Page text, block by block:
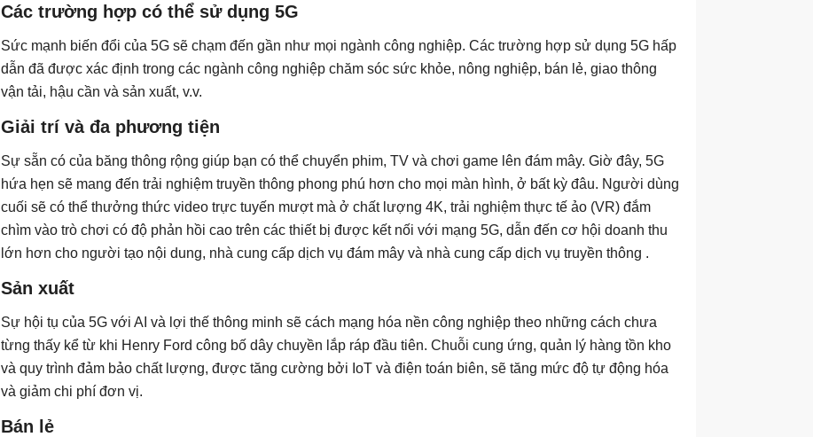
Các trường hợp có thể sử dụng 5G
Sức mạnh biến đổi của 5G sẽ chạm đến gần như mọi ngành công nghiệp. Các trường hợp sử dụng 5G hấp
dẫn đã được xác định trong các ngành công nghiệp chăm sóc sức khỏe, nông nghiệp, bán lẻ, giao thông
vận tải, hậu cần và sản xuất, v.v.
Giải trí và đa phương tiện
Sự sẵn có của băng thông rộng giúp bạn có thể chuyển phim, TV và chơi game lên đám mây. Giờ đây, 5G
hứa hẹn sẽ mang đến trải nghiệm truyền thông phong phú hơn cho mọi màn hình, ở bất kỳ đâu. Người dùng
cuối sẽ có thể thưởng thức video trực tuyến mượt mà ở chất lượng 4K, trải nghiệm thực tế ảo (VR) đắm
chìm vào trò chơi có độ phản hồi cao trên các thiết bị được kết nối với mạng 5G, dẫn đến cơ hội doanh thu
lớn hơn cho người tạo nội dung, nhà cung cấp dịch vụ đám mây và nhà cung cấp dịch vụ truyền thông .
Sản xuất
Sự hội tụ của 5G với AI và lợi thế thông minh sẽ cách mạng hóa nền công nghiệp theo những cách chưa
từng thấy kể từ khi Henry Ford công bố dây chuyền lắp ráp đầu tiên. Chuỗi cung ứng, quản lý hàng tồn kho
và quy trình đảm bảo chất lượng, được tăng cường bởi IoT và điện toán biên, sẽ tăng mức độ tự động hóa
và giảm chi phí đơn vị.
Bán lẻ